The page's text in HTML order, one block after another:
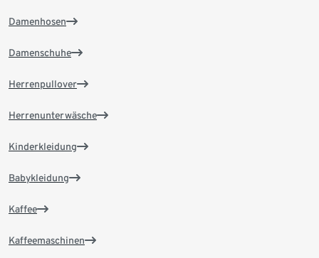
Damenhosen
Damenschuhe
Herrenpullover
Herrenunterwäsche
Kinderkleidung
Babykleidung
Kaffee
Kaffeemaschinen